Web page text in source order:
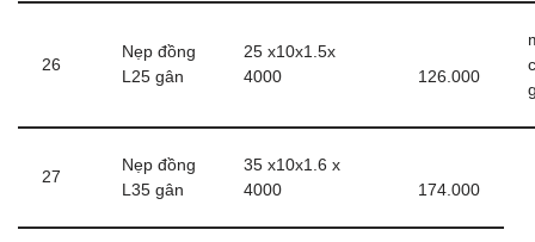
26
Nẹp đồng
L25 gân
25 x10x1.5x
4000
126.000
27
Nẹp đồng
L35 gân
35 x10x1.6 x
4000
174.000